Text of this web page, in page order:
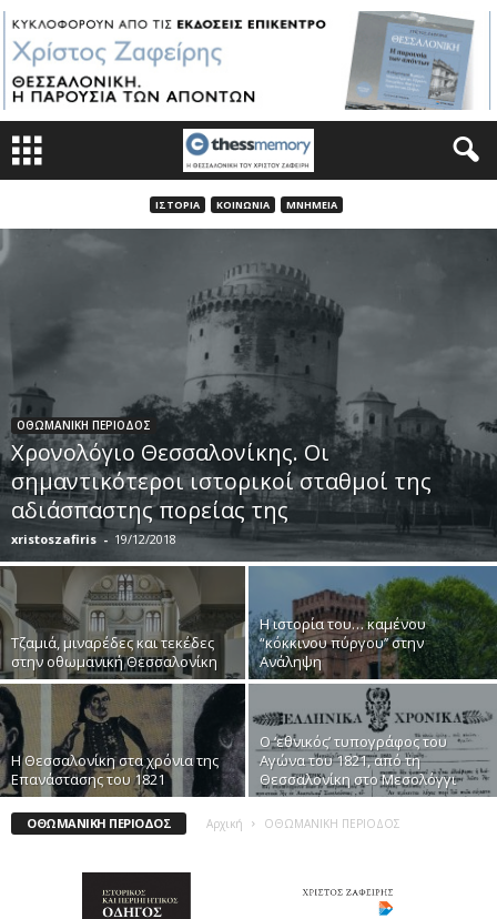
ΙΣΤΟΡΊΑ ΚΟΙΝΩΝΊΑ ΜΝΗΜΕΊΑ
ΟΘΩΜΑΝΙΚΗ ΠΕΡΙΟΔΟΣ
Χρονολόγιο Θεσσαλονίκης. Οι
σημαντικότεροι ιστορικοί σταθμοί της
αδιάσπαστης πορείας της
xristoszafiris - 19/12/2018
Τζαμιά, μιναρέδες και τεκέδες
στην οθωμανική Θεσσαλονίκη
Η ιστορία του… καμένου
“κόκκινου πύργου’’ στην
Ανάληψη
Η Θεσσαλονίκη στα χρόνια της
Επανάστασης του 1821
Ο ‘εθνικός’ τυπογράφος του
Αγώνα του 1821, από τη
Θεσσαλονίκη στο Μεσολόγγι
ΟΘΩΜΑΝΙΚΗ ΠΕΡΙΟΔΟΣ Αρχική ΟΘΩΜΑΝΙΚΗ ΠΕΡΙΟΔΟΣ